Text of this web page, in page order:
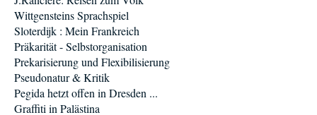
Wittgensteins Sprachspiel
Sloterdijk : Mein Frankreich
Präkarität - Selbstorganisation
Prekarisierung und Flexibilisierung
Pseudonatur & Kritik
Pegida hetzt offen in Dresden ...
Graffiti in Palästina